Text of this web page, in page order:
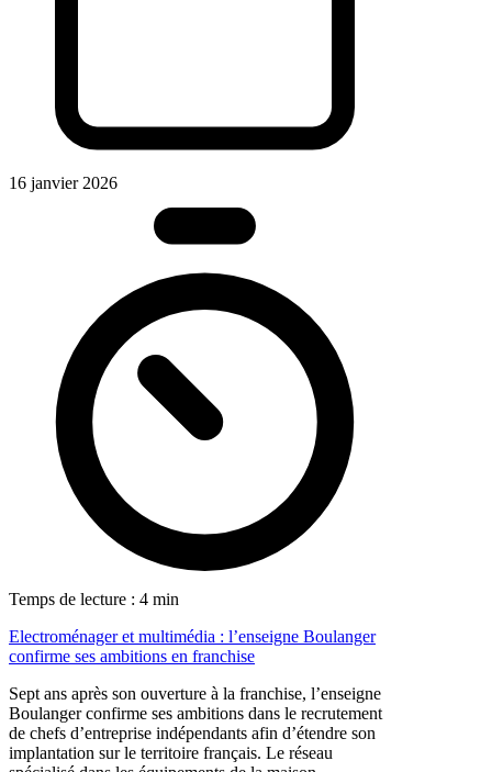
16 janvier 2026
Temps de lecture : 4 min
Electroménager et multimédia : l’enseigne Boulanger
confirme ses ambitions en franchise
Sept ans après son ouverture à la franchise, l’enseigne
Boulanger confirme ses ambitions dans le recrutement
de chefs d’entreprise indépendants afin d’étendre son
implantation sur le territoire français. Le réseau